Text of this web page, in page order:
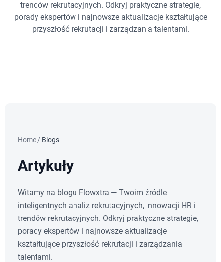
trendów rekrutacyjnych. Odkryj praktyczne strategie,
porady ekspertów i najnowsze aktualizacje kształtujące
przyszłość rekrutacji i zarządzania talentami.
Home / Blogs
Artykuły
Witamy na blogu Flowxtra — Twoim źródle
inteligentnych analiz rekrutacyjnych, innowacji HR i
trendów rekrutacyjnych. Odkryj praktyczne strategie,
porady ekspertów i najnowsze aktualizacje
kształtujące przyszłość rekrutacji i zarządzania
talentami.